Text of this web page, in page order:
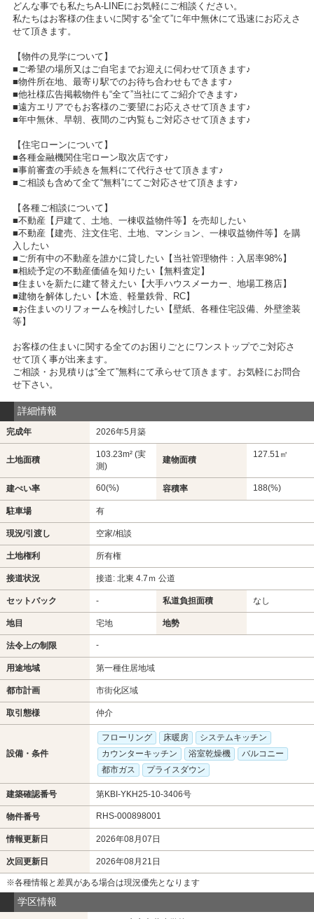
どんな事でも私たちA-LINEにお気軽にご相談ください。
私たちはお客様の住まいに関する“全て”に年中無休にて迅速にお応えさ
せて頂きます。
【物件の見学について】
■ご希望の場所又はご自宅までお迎えに伺わせて頂きます♪
■物件所在地、最寄り駅でのお待ち合わせもできます♪
■他社様広告掲載物件も“全て”当社にてご紹介できます♪
■遠方エリアでもお客様のご要望にお応えさせて頂きます♪
■年中無休、早朝、夜間のご内覧もご対応させて頂きます♪
【住宅ローンについて】
■各種金融機関住宅ローン取次店です♪
■事前審査の手続きを無料にて代行させて頂きます♪
■ご相談も含めて全て“無料”にてご対応させて頂きます♪
【各種ご相談について】
■不動産【戸建て、土地、一棟収益物件等】を売却したい
■不動産【建売、注文住宅、土地、マンション、一棟収益物件等】を購
入したい
■ご所有中の不動産を誰かに貸したい【当社管理物件：入居率98%】
■相続予定の不動産価値を知りたい【無料査定】
■住まいを新たに建て替えたい【大手ハウスメーカー、地場工務店】
■建物を解体したい【木造、軽量鉄骨、RC】
■お住まいのリフォームを検討したい【壁紙、各種住宅設備、外壁塗装
等】
お客様の住まいに関する全てのお困りごとにワンストップでご対応さ
せて頂く事が出来ます。
ご相談・お見積りは“全て”無料にて承らせて頂きます。お気軽にお問合
せ下さい。
詳細情報
完成年 2026年5月築
土地面積
103.23m² (実
測)
建物面積
127.51㎡
建ぺい率 60(%) 容積率 188(%)
駐車場 有
現況/引渡し 空家/相談
土地権利 所有権
接道状況 接道: 北東 4.7ｍ 公道
セットバック - 私道負担面積 なし
地目 宅地 地勢
法令上の制限 -
用途地域 第一種住居地域
都市計画 市街化区域
取引態様 仲介
設備・条件
フローリング 床暖房
システムキッチン
カウンターキッチン
浴室乾燥機
バルコニー
都市ガス
プライスダウン
建築確認番号 第KBI-YKH25-10-3406号
物件番号 RHS-000898001
情報更新日 2026年08月07日
次回更新日 2026年08月21日
※各種情報と差異がある場合は現況優先となります
学区情報